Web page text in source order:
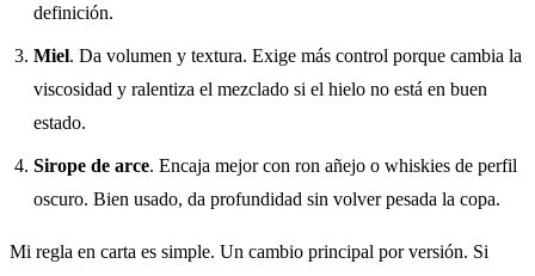
definición.
Miel. Da volumen y textura. Exige más control porque cambia la
viscosidad y ralentiza el mezclado si el hielo no está en buen
estado.
Sirope de arce. Encaja mejor con ron añejo o whiskies de perfil
oscuro. Bien usado, da profundidad sin volver pesada la copa.
Mi regla en carta es simple. Un cambio principal por versión. Si